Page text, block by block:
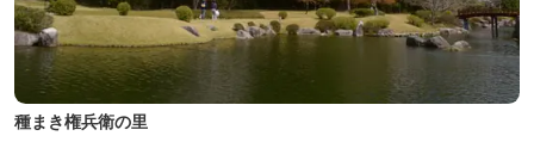
種まき権兵衛の里